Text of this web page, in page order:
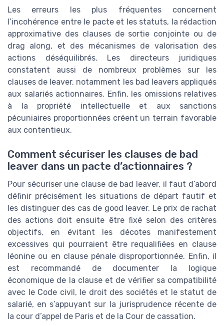
Les erreurs les plus fréquentes concernent
l’incohérence entre le pacte et les statuts, la rédaction
approximative des clauses de sortie conjointe ou de
drag along, et des mécanismes de valorisation des
actions déséquilibrés. Les directeurs juridiques
constatent aussi de nombreux problèmes sur les
clauses de leaver, notamment les bad leavers appliqués
aux salariés actionnaires. Enfin, les omissions relatives
à la propriété intellectuelle et aux sanctions
pécuniaires proportionnées créent un terrain favorable
aux contentieux.
Comment sécuriser les clauses de bad
leaver dans un pacte d’actionnaires ?
Pour sécuriser une clause de bad leaver, il faut d’abord
définir précisément les situations de départ fautif et
les distinguer des cas de good leaver. Le prix de rachat
des actions doit ensuite être fixé selon des critères
objectifs, en évitant les décotes manifestement
excessives qui pourraient être requalifiées en clause
léonine ou en clause pénale disproportionnée. Enfin, il
est recommandé de documenter la logique
économique de la clause et de vérifier sa compatibilité
avec le Code civil, le droit des sociétés et le statut de
salarié, en s’appuyant sur la jurisprudence récente de
la cour d’appel de Paris et de la Cour de cassation.